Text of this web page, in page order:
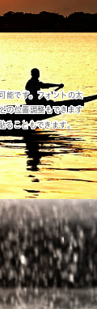
能です。フォントの太
の位置調整もできます
ることもできます。